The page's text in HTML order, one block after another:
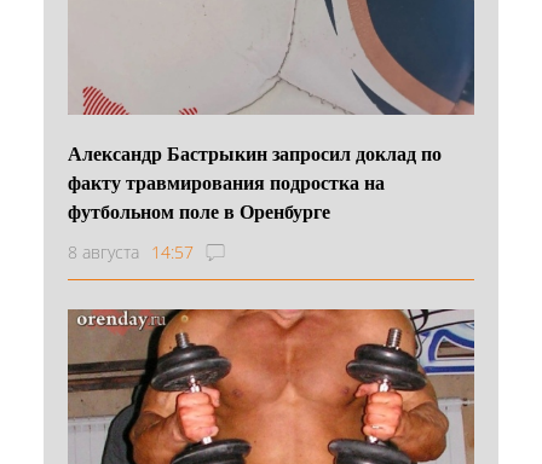
Александр Бастрыкин запросил доклад по
факту травмирования подростка на
футбольном поле в Оренбурге
8 августа 14:57